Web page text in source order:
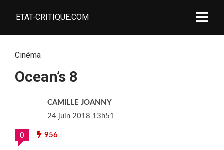
ETAT-CRITIQUE.COM
Cinéma
Ocean’s 8
CAMILLE JOANNY
24 juin 2018 13h51
0 956